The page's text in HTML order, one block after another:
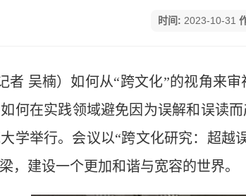
时间: 2023-10-31
者 吴楠）如何从“跨文化”的视角来
何在实践领域避免因为误解和误读
学举行。会议以“跨文化研究：超
，建设一个更加和谐与宽容的世界。